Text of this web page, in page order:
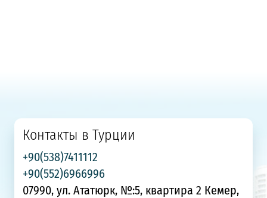
Контакты в Турции
+90(538)7411112
+90(552)6966996
07990, ул. Ататюрк, №:5, квартира 2 Кемер,